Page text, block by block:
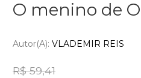
O menino de
Autor(a): VLADEMIR REIS
R$ 59,41